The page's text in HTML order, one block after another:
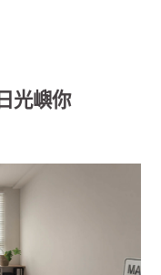
光嶼你